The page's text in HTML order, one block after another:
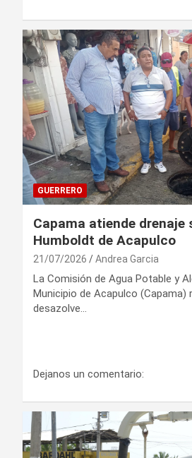
GUERRERO
Capama atiende
Humboldt de Acapulco
21/07/2026 Andrea Garcia
La Comisión de Agua Potable y
Municipio de Acapulco (Capama)
desazolve…
Dejanos un comentario: